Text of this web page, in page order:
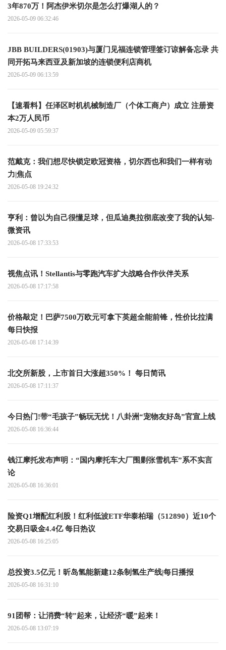
3年870万！阿杰伊米切尔是怎么打爆湖人的？
2026-05-09 06:32:46
JBB BUILDERS(01903)与厦门见福连锁管理签订谅解备忘录 共
同开拓马来西亚及新加坡的连锁便利店商机
2026-05-09 06:13:59
【速看料】任泽区时机机械制造厂（个体工商户）成立 注册资
本2万人民币
2026-05-09 05:59:37
范戴克：我们想尽快锁定欧冠资格，切尔西也和我们一样有动
力|焦点
2026-05-08 19:24:32
亨利：曾以为自己很懂足球，但瓜迪奥拉彻底改变了我的认知-
微资讯
2026-05-08 17:33:53
视焦点讯！Stellantis与零跑汽车扩大战略合作伙伴关系
2026-05-08 17:17:58
价格敲定！巴萨7500万欧元可拿下英超全能前锋，性价比拉满
每日快报
2026-05-08 17:14:39
北交所新股，上市首日大涨超350%！ 每日简讯
2026-05-08 17:11:37
今日热门!带“毛孩子”畅玩无忧！八卦洲“宠物友好岛”官宣上线
2026-05-08 16:36:44
钱江摩托发布声明：“国内摩托车大厂围剿张雪机车”系不实言
论
2026-05-08 16:36:01
险资Q1增配红利股！红利低波ETF华泰柏瑞（512890）近10个
交易日吸金4.4亿 每日热议
2026-05-08 16:25:05
总投资3.5亿元！昕岛氢能新建12条制氢生产线|每日播报
2026-05-08 16:31:10
91团帮：让消费“转”起来，让经济“暖”起来！
2026-05-08 13:07:19